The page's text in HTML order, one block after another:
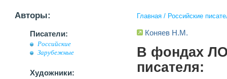
Авторы:
Писатели:
Российские
Зарубежные
Художники:
Главная / Российские
Коняев Н.М.
В фондах
писателя: